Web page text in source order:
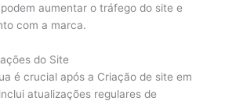
aumentar o tráfego do site e
com a marca.
do Site
é crucial após a Criação de site em
atualizações regulares de